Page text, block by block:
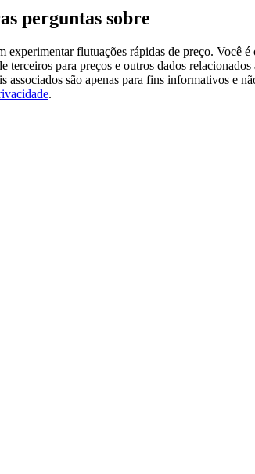
perguntas sobre
experimentar flutuações rápidas de preço.
terceiros para preços e outros dados
são apenas para fins informativos e
.